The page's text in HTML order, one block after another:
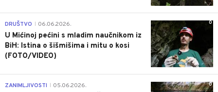
0
DRUŠTVO 06.06.2026.
U Mićinoj pećini s mladim naučnikom iz
BiH: Istina o šišmišima i mitu o kosi
(FOTO/VIDEO)
0
ZANIMLJIVOSTI 05.06.2026.